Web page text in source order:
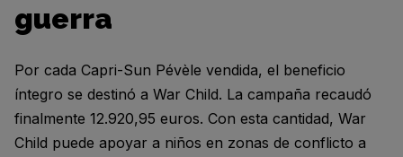
guerra
Por cada Capri-Sun Pévèle vendida, el beneficio
íntegro se destinó a War Child. La campaña recaudó
finalmente 12.920,95 euros. Con esta cantidad, War
Child puede apoyar a niños en zonas de conflicto a